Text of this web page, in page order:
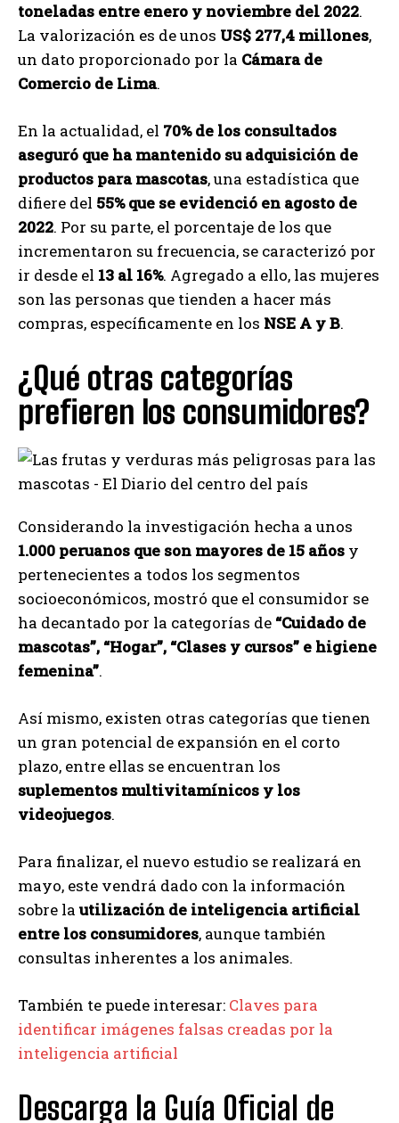
toneladas entre enero y noviembre del 2022.
La valorización es de unos US$ 277,4 millones,
un dato proporcionado por la Cámara de
Comercio de Lima.
En la actualidad, el 70% de los consultados
aseguró que ha mantenido su adquisición de
productos para mascotas, una estadística que
difiere del 55% que se evidenció en agosto de
2022. Por su parte, el porcentaje de los que
incrementaron su frecuencia, se caracterizó por
ir desde el 13 al 16%. Agregado a ello, las mujeres
son las personas que tienden a hacer más
compras, específicamente en los NSE A y B.
¿Qué otras categorías
prefieren los consumidores?
Considerando la investigación hecha a unos
1.000 peruanos que son mayores de 15 años y
pertenecientes a todos los segmentos
socioeconómicos, mostró que el consumidor se
ha decantado por la categorías de “Cuidado de
mascotas”, “Hogar”, “Clases y cursos” e higiene
femenina”.
Así mismo, existen otras categorías que tienen
un gran potencial de expansión en el corto
plazo, entre ellas se encuentran los
suplementos multivitamínicos y los
videojuegos.
Para finalizar, el nuevo estudio se realizará en
mayo, este vendrá dado con la información
sobre la utilización de inteligencia artificial
entre los consumidores, aunque también
consultas inherentes a los animales.
También te puede interesar: Claves para
identificar imágenes falsas creadas por la
inteligencia artificial
Descarga la Guía Oficial de